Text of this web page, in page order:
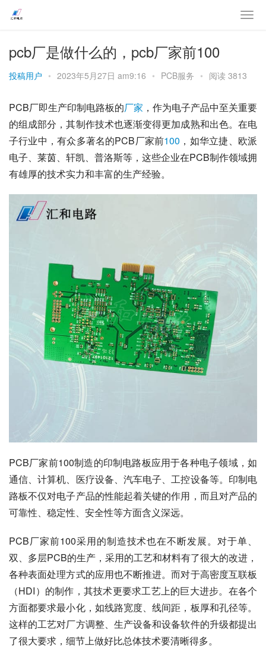
pcb厂是做什么的，pcb厂家前100
投稿用户 • 2023年5月27日 am9:16 • PCB服务 • 阅读 3813
PCB厂即生产印制电路板的厂家 ，作为电子产品中至关重要
的组成部分，其制作技术也逐渐变得更加成熟和出色。在电
子行业中，有众多著名的PCB厂家前100 ，如华立捷、欧派
电子、莱茵、轩凯、普洛斯等，这些企业在PCB制作领域拥
有雄厚的技术实力和丰富的生产经验。
PCB厂家前100制造的印制电路板应用于各种电子领域，如
通信、计算机、医疗设备、汽车电子、工控设备等。印制电
路板不仅对电子产品的性能起着关键的作用，而且对产品的
可靠性、稳定性、安全性等方面含义深远。
PCB厂家前100采用的制造技术也在不断发展。对于单、
双、多层PCB的生产，采用的工艺和材料有了很大的改进，
各种表面处理方式的应用也不断推进。而对于高密度互联板
（HDI）的制作，其技术更要求工艺上的巨大进步。在各个
方面都要求最小化，如线路宽度、线间距，板厚和孔径等。
这样的工艺对厂方调整、生产设备和设备软件的升级都提出
了很大要求，细节上做好比总体技术要清晰得多。